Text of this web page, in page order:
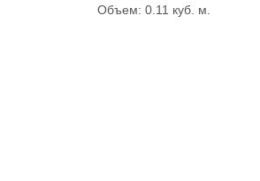
Объем: 0.11 куб. м.